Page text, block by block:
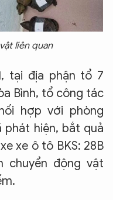
liên quan
tại địa phận tổ 7
Bình, tổ công tác
hợp với phòng
phát hiện, bắt quả
xe ô tô BKS: 28B
chuyển động vật